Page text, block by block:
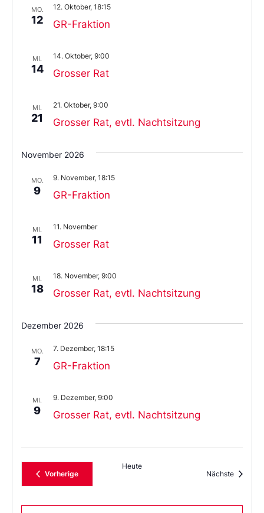
MO.
12 GR-Fraktion
12. Oktober, 18:15
MI.
14 Grosser Rat
14. Oktober, 9:00
MI.
21 Grosser Rat, evtl. Nachtsitzung
21. Oktober, 9:00
November 2026
MO.
9 GR-Fraktion
9. November, 18:15
MI.
11 Grosser Rat
11. November
MI.
18 Grosser Rat, evtl. Nachtsitzung
18. November, 9:00
Dezember 2026
MO.
7 GR-Fraktion
7. Dezember, 18:15
MI.
9 Grosser Rat, evtl. Nachtsitzung
9. Dezember, 9:00
VorherigeVeranstaltungen
Heute
Nächste